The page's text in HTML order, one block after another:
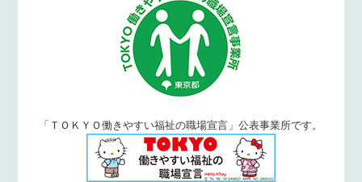
「ＴＯＫＹＯ働きやすい福祉の職場宣言」公表事業所です。